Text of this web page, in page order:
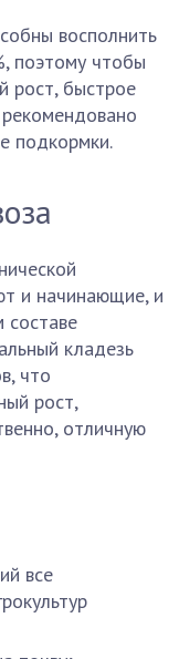
восполнить
поэтому чтобы
рост, быстрое
подкормки.
и начинающие, и
составе
кладезь
что
рост,
отличную
все